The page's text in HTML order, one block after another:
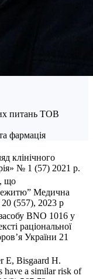
питань ТОВ
фармація
клінічного
№ 1 (57) 2021 р.
що
Медична
20 (557), 2023 р
BNO 1016 у
раціональної
України 21
E, Bisgaard H.
have a similar risk of